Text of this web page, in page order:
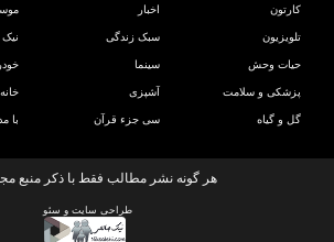
کارتون اخبار
تلویزیون سبک زندگی
حیات وحش سینما
پزشکی و سلامت آشپزی
گل و گیاه سی جزء قرآن با
هر گونه نشر مطالب فقط با ذکر منبع
طراحی سایت و سئو